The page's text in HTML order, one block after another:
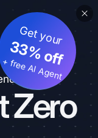
Zero
Get your
33% off
+ free AI Agent